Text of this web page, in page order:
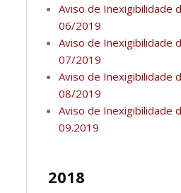
Aviso de Inexigibilidade
06/2019
Aviso de Inexigibilidade
07/2019
Aviso de Inexigibilidade
08/2019
Aviso de Inexigibilidade
09.2019
2018